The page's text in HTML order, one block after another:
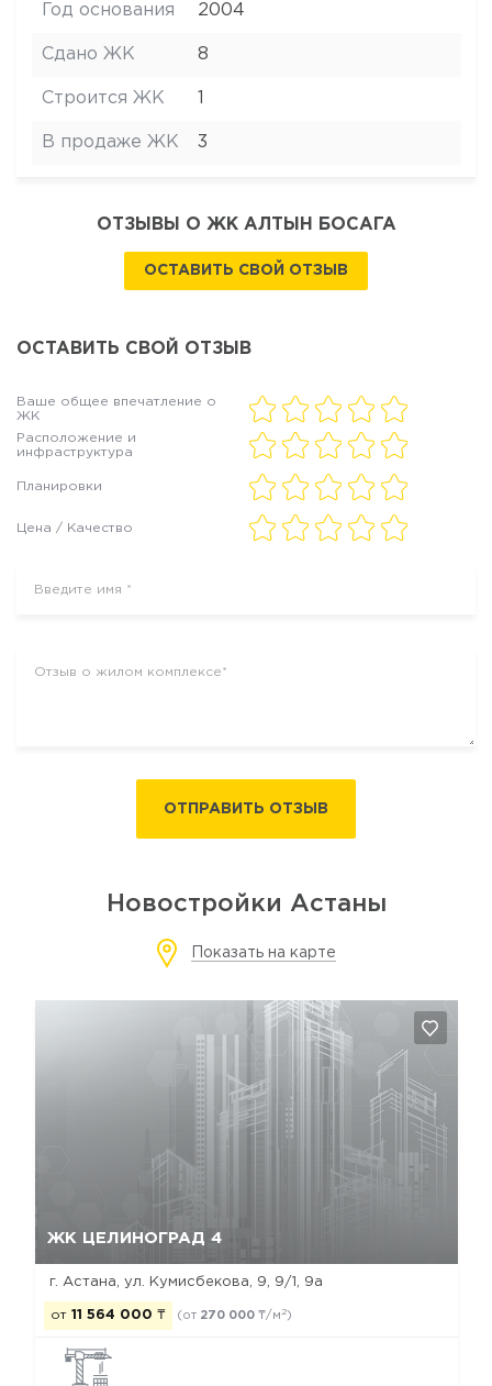
Год основания 2004
Сдано ЖК 8
Строится ЖК
В продаже ЖК 3
ОТЗЫВЫ О ЖК АЛТЫН БОСАГА
ОСТАВИТЬ СВОЙ ОТЗЫВ
ОСТАВИТЬ СВОЙ ОТЗЫВ
Ваше общее впечатление о
ЖК
Расположение и
инфраструктура
Планировки
Цена / Качество
ОТПРАВИТЬ ОТЗЫВ
Новостройки Астаны
Показать на карте
ЖК ЦЕЛИНОГРАД 4
г. Астана, ул. Кумисбекова, 9, 9/1, 9а
от 11 564 000 ₸ (от 270 000 ₸/м 2)